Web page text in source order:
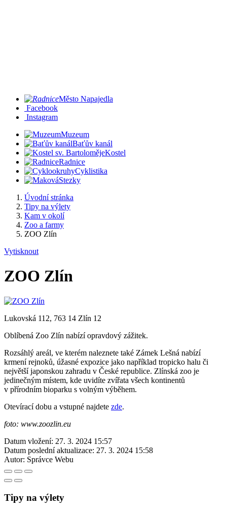
Město Napajedla
Facebook
Instagram
Muzeum
Baťův kanál
Kostel
Radnice
Cyklistika
Stezky
Úvodní stránka
Tipy na výlety
Kam v okolí
Zoo a farmy
ZOO Zlín
Vytisknout
ZOO Zlín
Lukovská 112, 763 14 Zlín 12
Oblíbená Zoo Zlín nabízí opravdový zážitek.
Rozsáhlý areál, ve kterém naleznete také Zámek Lešná nabízí
krmení rejnoků, úžasné expozice jako například tropicko halu či
největší japonskou zahradu v České republice. Zlínská zoo je
jedinečným místem, kde uvidíte zvířata všech kontinentů
v přírodním bioparku s volným výběhem.
Otevírací dobu a vstupné najdete zde.
foto: www.zoozlin.eu
Datum vložení: 27. 3. 2024 15:57
Datum poslední aktualizace: 27. 3. 2024 15:58
Autor: Správce Webu
Tipy na výlety